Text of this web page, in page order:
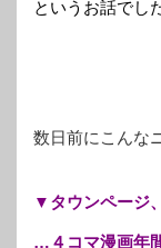
というお話でし
数日前にこんな
▼タウンページ
…４コマ漫画年